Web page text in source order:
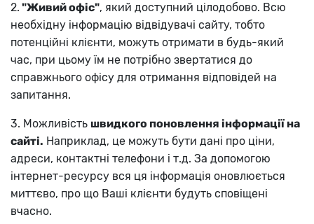
2. "Живий офіс", який доступний цілодобово. Всю
необхідну інформацію відвідувачі сайту, тобто
потенційні клієнти, можуть отримати в будь-який
час, при цьому їм не потрібно звертатися до
справжнього офісу для отримання відповідей на
запитання.
3. Можливість швидкого поновлення інформації на
сайті. Наприклад, це можуть бути дані про ціни,
адреси, контактні телефони і т.д. За допомогою
інтернет-ресурсу вся ця інформація оновлюється
миттєво, про що Ваші клієнти будуть сповіщені
вчасно.